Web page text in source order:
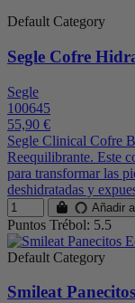
Default Category
Segle Cofre
Segle
100645
55,90 €
Segle Clinical Cofre
Reequilibrante. Este
para transformar las
deshidratadas y
Añadir
Puntos Trébol: 5.5
Default Category
Smileat